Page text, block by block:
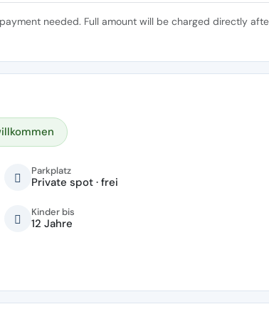
needed. Full amount will be charged directly
Parkplatz
Private spot · frei
Kinder bis
12 Jahre